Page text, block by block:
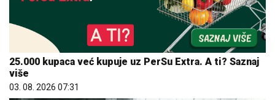
25.000 kupaca već kupuje uz PerSu Extra. A ti? Saznaj
više
03. 08. 2026 07:31